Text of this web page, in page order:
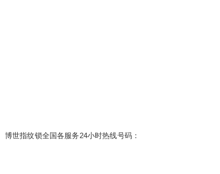
博世指纹锁全国各服务24小时热线号码：